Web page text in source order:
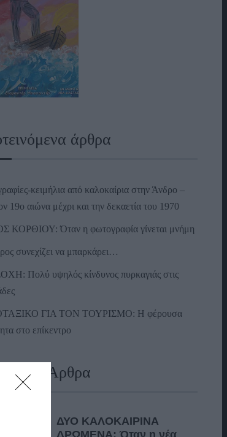
άρθρα
κειμήλια από καλοκαίρια στην Άνδρο –
19ο αιώνα μέχρι και την δεκαετία του 1970
ΚΟΡΘΙΟΥ: Όταν η φωτογραφία γίνεται μνήμη
συνεχίζει να μπαρκάρει…
Πολύ υψηλός κίνδυνος πυρκαγιάς στις
ΓΙΑ ΤΟΝ ΤΟΥΡΙΣΜΟ: Η φέρουσα
στο επίκεντρο
Άρθρα
ΔΥΟ ΚΑΛΟΚΑΙΡΙΝΑ